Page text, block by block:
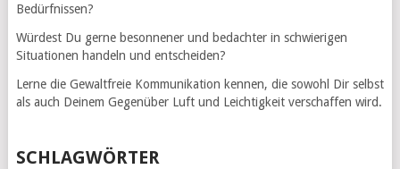
Bedürfnissen?
Würdest Du gerne besonnener und bedachter in schwierigen
Situationen handeln und entscheiden?
Lerne die Gewaltfreie Kommunikation kennen, die sowohl Dir selbst
als auch Deinem Gegenüber Luft und Leichtigkeit verschaffen wird.
SCHLAGWÖRTER